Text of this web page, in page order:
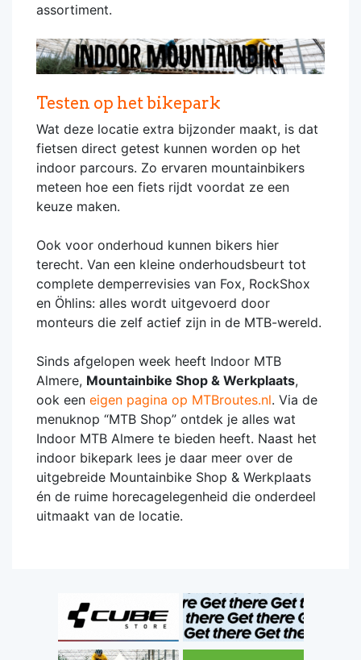
assortiment.
Testen op het bikepark
Wat deze locatie extra bijzonder maakt, is dat
fietsen direct getest kunnen worden op het
indoor parcours. Zo ervaren mountainbikers
meteen hoe een fiets rijdt voordat ze een
keuze maken.
Ook voor onderhoud kunnen bikers hier
terecht. Van een kleine onderhoudsbeurt tot
complete demperrevisies van Fox, RockShox
en Öhlins: alles wordt uitgevoerd door
monteurs die zelf actief zijn in de MTB-wereld.
Sinds afgelopen week heeft Indoor MTB
Almere, Mountainbike Shop & Werkplaats,
ook een eigen pagina op MTBroutes.nl. Via de
menuknop “MTB Shop” ontdek je alles wat
Indoor MTB Almere te bieden heeft. Naast het
indoor bikepark lees je daar meer over de
uitgebreide Mountainbike Shop & Werkplaats
én de ruime horecagelegenheid die onderdeel
uitmaakt van de locatie.